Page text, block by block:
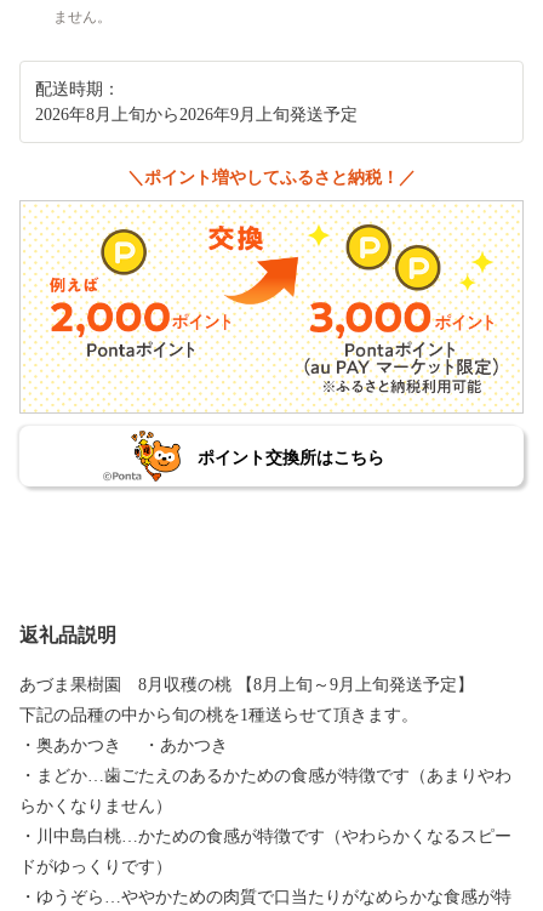
ません。
配送時期：
2026年8月上旬から2026年9月上旬発送予定
＼ポイント増やしてふるさと納税！／
ポイント交換所はこちら
返礼品説明
あづま果樹園 8月収穫の桃 【8月上旬～9月上旬発送予定】
下記の品種の中から旬の桃を1種送らせて頂きます。
・奥あかつき ・あかつき
・まどか…歯ごたえのあるかための食感が特徴です（あまりやわ
らかくなりません）
・川中島白桃…かための食感が特徴です（やわらかくなるスピー
ドがゆっくりです）
・ゆうぞら…ややかための肉質で口当たりがなめらかな食感が特